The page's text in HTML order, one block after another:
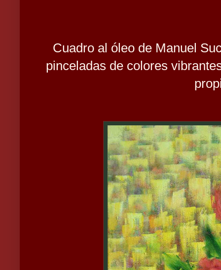
Cuadro al óleo de Manuel
pinceladas de colores